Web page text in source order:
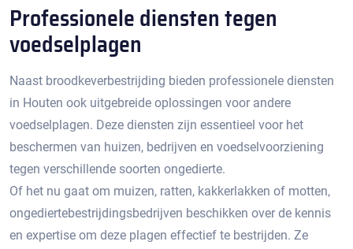
Professionele diensten tegen
voedselplagen
Naast broodkeverbestrijding bieden professionele diensten
in Houten ook uitgebreide oplossingen voor andere
voedselplagen.​ Deze diensten zijn essentieel voor het
beschermen van huizen, bedrijven en voedselvoorziening
tegen verschillende soorten ongedierte.​
Of het nu gaat om muizen, ratten, kakkerlakken of motten,
ongediertebestrijdingsbedrijven beschikken over de kennis
en expertise om deze plagen effectief te bestrijden.​ Ze